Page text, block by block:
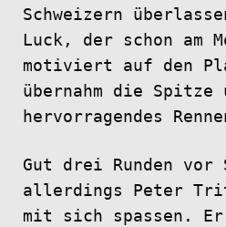
Schweizern
Luck, der schon am
motiviert auf den
übernahm die
hervorragendes
Gut drei Runden vor
allerdings Peter
mit sich spassen.